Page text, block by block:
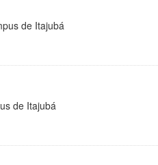
de Itajubá
de Itajubá